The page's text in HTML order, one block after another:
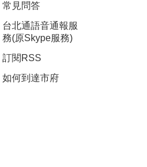
常見問答
台北通語音通報服
務(原Skype服務)
訂閱RSS
如何到達市府